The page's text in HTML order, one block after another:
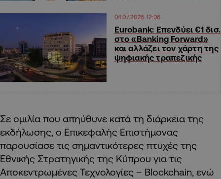
04.07.2026 12:06
Eurobank: Επενδύει €1 δισ.
στο «Banking Forward»
και αλλάζει τον χάρτη της
ψηφιακής τραπεζικής
Σε ομιλία που απηύθυνε κατά τη διάρκεια της
εκδήλωσης, ο Επικεφαλής Επιστήμονας
παρουσίασε τις σημαντικότερες πτυχές της
Εθνικής Στρατηγικής της Κύπρου για τις
Αποκεντρωμένες Τεχνολογίες – Blockchain, ενώ